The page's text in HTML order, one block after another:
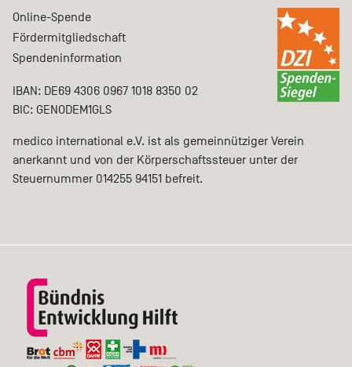
Online-Spende
Fördermitgliedschaft
Spendeninformation
IBAN: DE69 4306 0967 1018 8350 02
BIC: GENODEM1GLS
medico international e.V. ist als gemeinnütziger Verein
anerkannt und von der Körperschaftssteuer unter der
Steuernummer 014255 94151 befreit.